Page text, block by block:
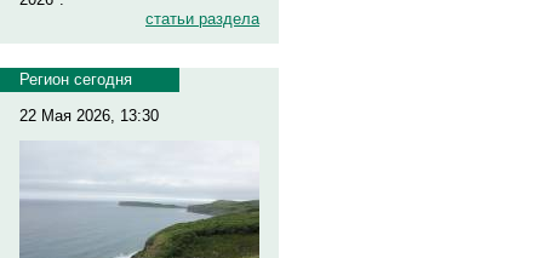
статьи раздела
Регион сегодня
22 Мая 2026, 13:30